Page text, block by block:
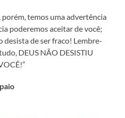
porém, temos uma advertência
poderemos aceitar de você;
desista de ser fraco! Lembre-
DEUS NÃO DESISTIU